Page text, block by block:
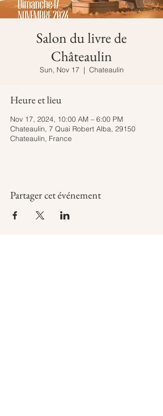
Salon du livre de
Châteaulin
Sun, Nov 17
  |
Chateaulin
Heure et lieu
Nov 17, 2024, 10:00 AM – 6:00 PM
Chateaulin, 7 Quai Robert Alba, 29150
Chateaulin, France
Partager cet événement